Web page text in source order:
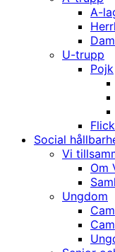
A-
U-trupp
Pojk
Flick
Social
Vi
Om
Ungdom